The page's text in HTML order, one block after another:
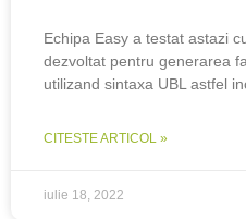
Echipa Easy a testat astazi
dezvoltat pentru generarea
utilizand sintaxa UBL astfel
CITESTE ARTICOL »
iulie 18, 2022